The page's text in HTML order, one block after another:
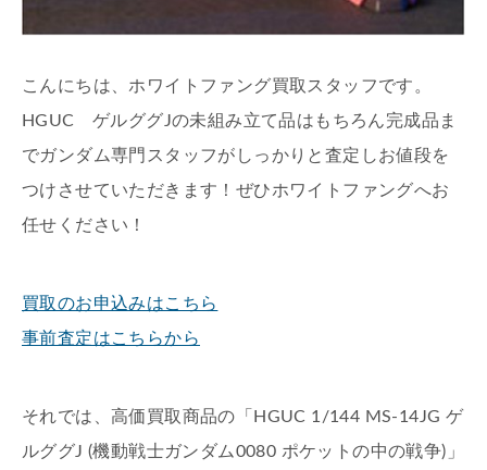
こんにちは、ホワイトファング買取スタッフです。
HGUC ゲルググJの未組み立て品はもちろん完成品ま
でガンダム専門スタッフがしっかりと査定しお値段を
つけさせていただきます！ぜひホワイトファングへお
任せください！
買取のお申込みはこちら
事前査定はこちらから
それでは、高価買取商品の「HGUC 1/144 MS-14JG ゲ
ルググJ (機動戦士ガンダム0080 ポケットの中の戦争)」